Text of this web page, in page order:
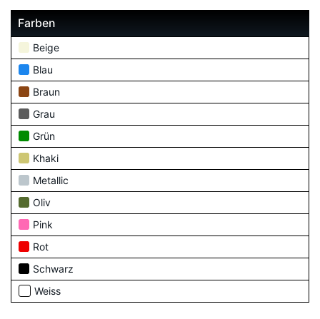
Farben
Beige
Blau
Braun
Grau
Grün
Khaki
Metallic
Oliv
Pink
Rot
Schwarz
Weiss